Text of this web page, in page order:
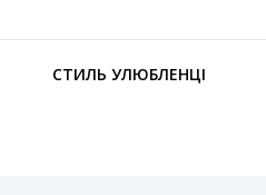
СТИЛЬ УЛЮБЛЕНЦІ